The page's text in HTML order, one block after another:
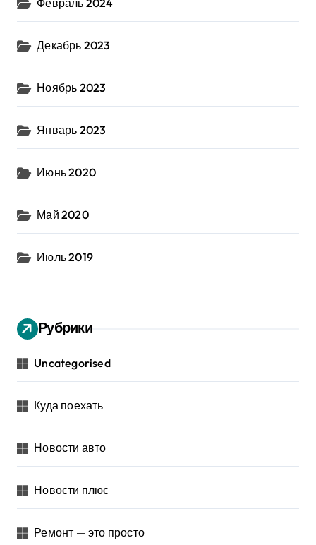
Февраль 2024
Декабрь 2023
Ноябрь 2023
Январь 2023
Июнь 2020
Май 2020
Июль 2019
Рубрики
Uncategorised
Куда поехать
Новости авто
Новости плюс
Ремонт — это просто